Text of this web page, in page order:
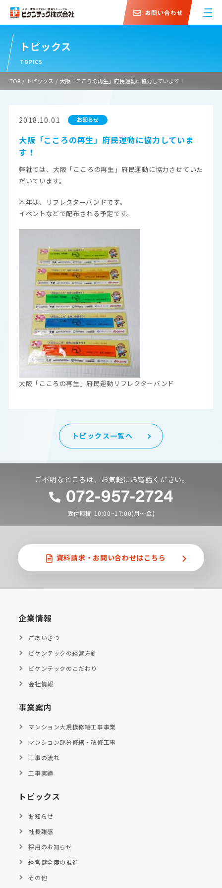
トピックス
TOPICS
TOP / トピックス / 大阪「こころの再生」府民運動に協力しています！
2018.10.01 お知らせ
大阪「こころの再生」府民運動に協力していま
す！
弊社では、大阪「こころの再生」府民運動に協力させていた
だいています。
本年は、リフレクターバンドです。
イベントなどで配布される予定です。
大阪「こころの再生」府民運動リフレクターバンド
トピックス一覧へ
ご不明なところは、お気軽にお電話ください。
受付時間 10:00~17:00(月〜金)
資料請求・ お問い合わせはこちら
企業情報
ごあいさつ
ビケンテックの経営方針
ビケンテックのこだわり
会社情報
事業案内
マンション大規模修繕工事事業
マンション部分修繕・改修工事
工事の流れ
工事実績
トピックス
お知らせ
社長雑感
採用のお知らせ
経営健全度の推進
その他